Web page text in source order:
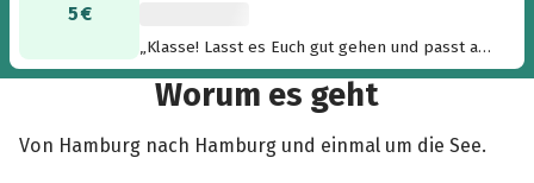
5 €
„Klasse! Lasst es Euch gut gehen und passt auf
Euch auf ... mimimi aus B.“
Worum es geht
Von Hamburg nach Hamburg und einmal um die See.